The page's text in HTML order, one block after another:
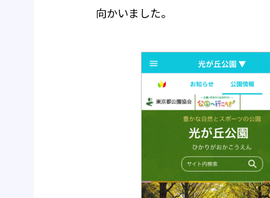
向かいました。